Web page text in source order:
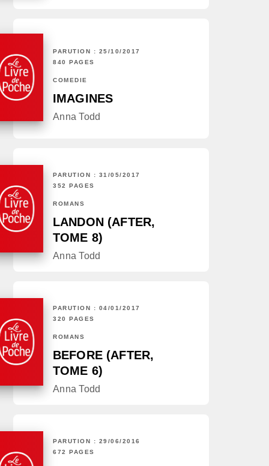
PARUTION : 25/10/2017
840 PAGES
COMÉDIE
IMAGINES
Anna Todd
PARUTION : 31/05/2017
352 PAGES
ROMANS
LANDON (AFTER,
TOME 8)
Anna Todd
PARUTION : 04/01/2017
320 PAGES
ROMANS
BEFORE (AFTER,
TOME 6)
Anna Todd
PARUTION : 29/06/2016
672 PAGES